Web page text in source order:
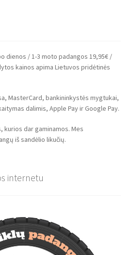
dienos / 1-3 moto padangos 19,95€ /
kainos apima Lietuvos pridėtinės
MasterCard, bankininkystės mygtukai,
dalimis, Apple Pay ir Google Pay.
kurios dar gaminamos. Mes
iš sandėlio likučių.
internetu